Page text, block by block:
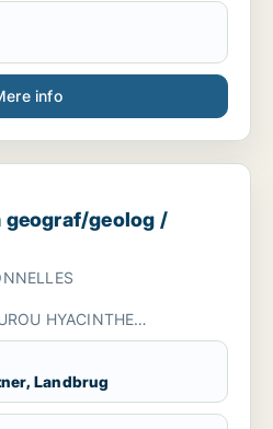
info
geolog / gartner / landbrug
geograf/geolog /
HYACINTHE
1992
Landbrug